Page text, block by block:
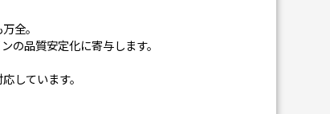
全。
の品質安定化に寄与します。
しています。